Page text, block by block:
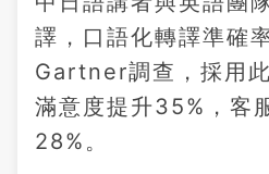
譯，口語化轉譯準確
Gartner調查，採用
滿意度提升35%，客
28%。